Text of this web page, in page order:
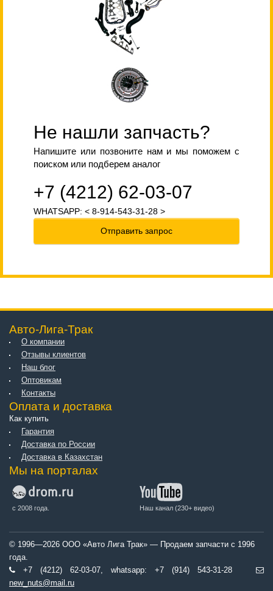
Не нашли запчасть?
Напишите или позвоните нам и мы поможем с
поиском или подберем аналог
+7 (4212) 62-03-07
WHATSAPP: < 8-914-543-31-28 >
Отправить запрос
Авто-Лига-Трак
О компании
Отзывы клиентов
Наш блог
Оптовикам
Контакты
Оплата и доставка
Как купить
Гарантия
Доставка по России
Доставка в Казахстан
Мы на порталах
с 2008 года. Наш канал (230+ видео)
© 1996—2026 ООО «Авто Лига Трак» — Продаем запчасти с 1996
года.
+7 (4212) 62-03-07, whatsapp: +7 (914) 543-31-28
new_nuts@mail.ru